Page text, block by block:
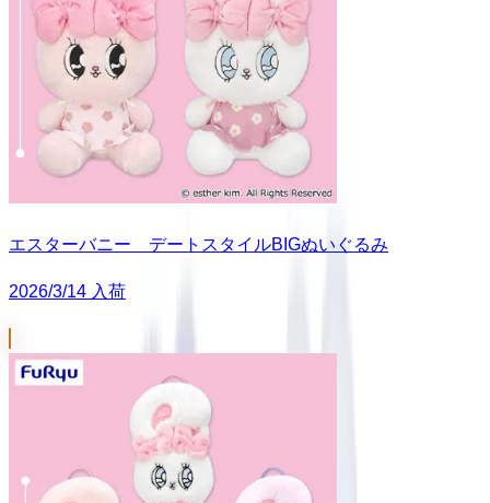
エスターバニー デートスタイルBIGぬいぐるみ
2026/3/14 入荷